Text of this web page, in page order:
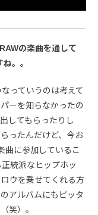
の楽曲を通して
。。
っていうのは考えて
ーを知らなかったの
してもらったりし
ったんだけど、今お
曲に参加しているこ
統派なヒップホッ
ウを乗せてくれる方
アルバムにもピッタ
笑）。